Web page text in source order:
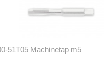
51T05 Machinetap m5